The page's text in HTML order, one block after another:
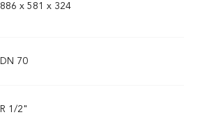
886 x 581 x 324
DN 70
R 1/2"